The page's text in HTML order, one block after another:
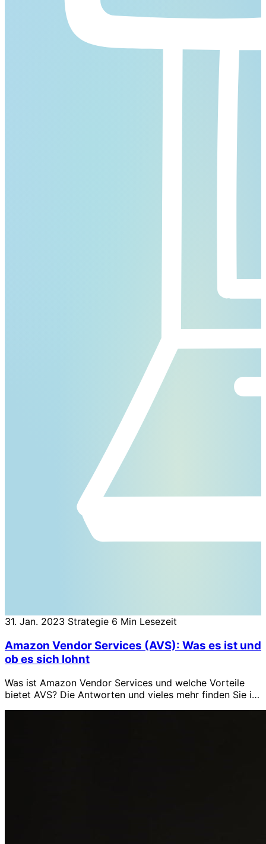
31. Jan. 2023 Strategie 6 Min Lesezeit
Amazon Vendor Services (AVS): Was es ist und
ob es sich lohnt
Was ist Amazon Vendor Services und welche Vorteile
bietet AVS? Die Antworten und vieles mehr finden Sie in